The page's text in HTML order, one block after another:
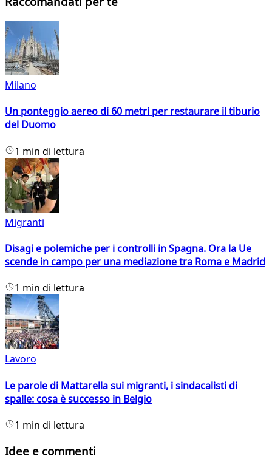
Milano
Un ponteggio aereo di 60 metri per restaurare il tiburio
del Duomo
1 min di lettura
Migranti
Disagi e polemiche per i controlli in Spagna. Ora la Ue
scende in campo per una mediazione tra Roma e Madrid
1 min di lettura
Lavoro
Le parole di Mattarella sui migranti, i sindacalisti di
spalle: cosa è successo in Belgio
1 min di lettura
Idee e commenti